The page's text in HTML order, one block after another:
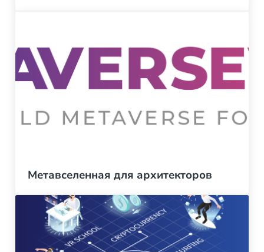
Метавселенная для архитекторов